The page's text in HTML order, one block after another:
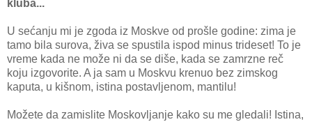
kluba...
U sećanju mi je zgoda iz Moskve od prošle godine: zima je
tamo bila surova, živa se spustila ispod minus trideset! To je
vreme kada ne može ni da se diše, kada se zamrzne reč
koju izgovorite. A ja sam u Moskvu krenuo bez zimskog
kaputa, u kišnom, istina postavljenom, mantilu!
Možete da zamislite Moskovljanje kako su me gledali! Istina,